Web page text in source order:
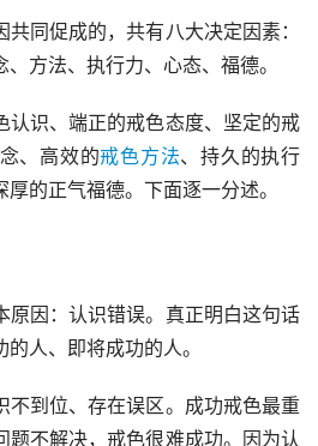
同促成的，共有八大决定因素：
方法、执行力、心态、福德。
认识、端正的戒色态度、坚定的戒
、高效的戒色方法、持久的执行
的正气福德。下面逐一分述。
原因：认识错误。真正明白这句话
人、即将成功的人。
不到位、存在误区。成功戒色最重
题不解决，戒色很难成功。因为认